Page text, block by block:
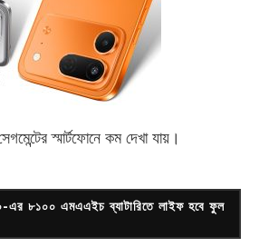
স্মার্টফোনে কম দেখা যায়।
এর ৮১০০ এমএএইচ ব্যাটারিতে লাইফ হবে ফুল